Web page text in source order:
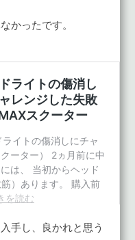
かったです。
手し、良かれと思う